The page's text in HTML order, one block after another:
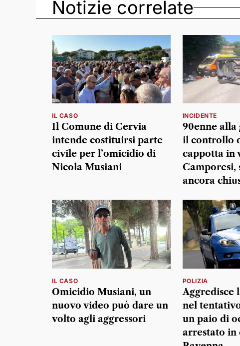
Notizie correlate
IL CASO
Il Comune di Cervia
intende costituirsi parte
civile per l’omicidio di
Nicola Musiani
INCIDENTE
90enne alla
il controllo
cappotta in
Camporesi,
ancora
IL CASO
Omicidio Musiani, un
nuovo video può dare un
volto agli aggressori
POLIZIA
Aggredisce
nel
un paio di
arrestato in